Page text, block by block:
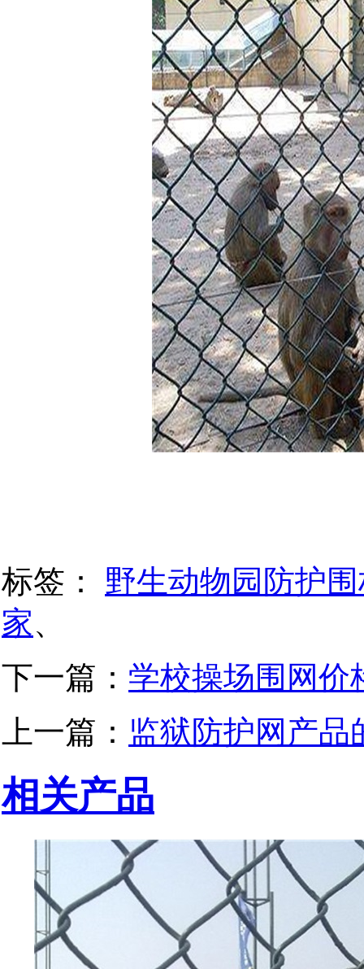
标签： 野生动物园防护
家、
下一篇： 学校操场围网价
上一篇： 监狱防护网产品
相关产品